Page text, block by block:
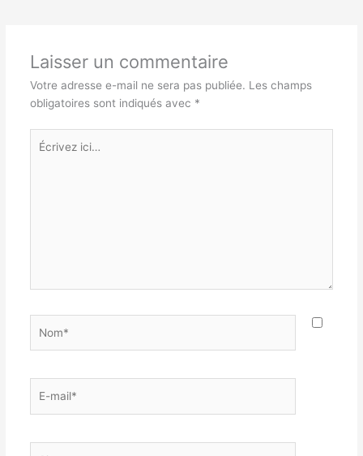
Laisser un commentaire
Votre adresse e-mail ne sera pas publiée. Les champs
obligatoires sont indiqués avec *
Écrivez
ici…
mail*